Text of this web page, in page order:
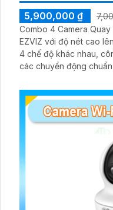
5,900,000 ₫
Combo 4 Camera
EZVIZ với độ nét cao
4 chế độ khác nhau,
các chuyển động